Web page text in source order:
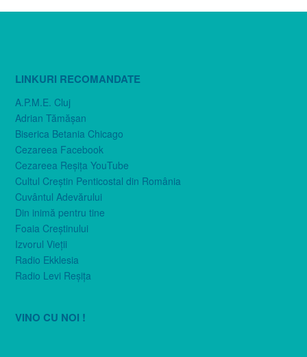
LINKURI RECOMANDATE
A.P.M.E. Cluj
Adrian Tămăşan
Biserica Betania Chicago
Cezareea Facebook
Cezareea Reşiţa YouTube
Cultul Creştin Penticostal din România
Cuvântul Adevărului
Din inimă pentru tine
Foaia Creştinului
Izvorul Vieţii
Radio Ekklesia
Radio Levi Reşiţa
VINO CU NOI !